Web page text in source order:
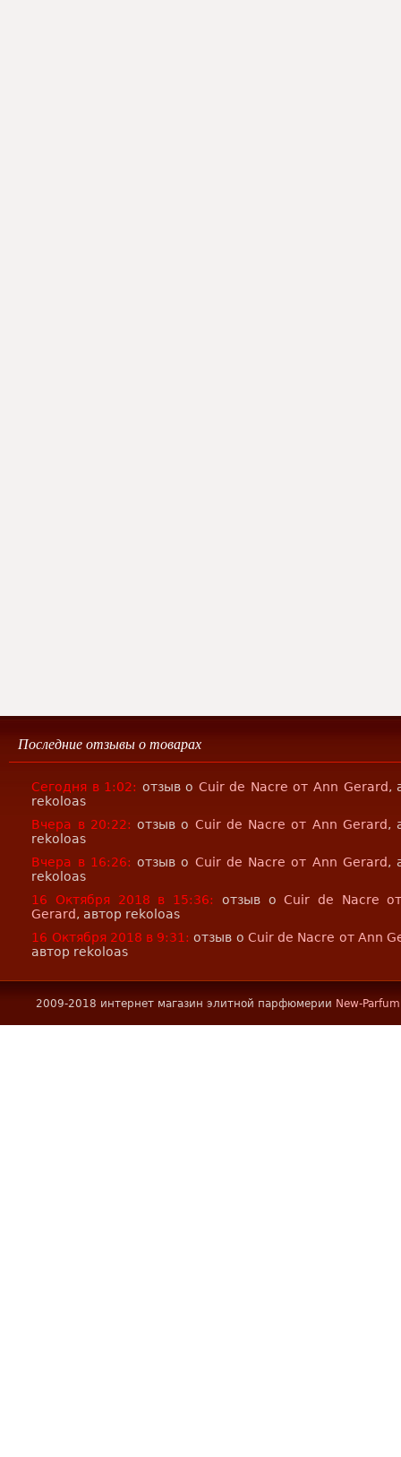
Последние отзывы о товарах
Сегодня в 1:02: отзыв о Cuir de Nacre от Ann Gerard,
rekoloas
Вчера в 20:22: отзыв о Cuir de Nacre от Ann Gerard,
rekoloas
Вчера в 16:26: отзыв о Cuir de Nacre от Ann Gerard,
rekoloas
16 Октября 2018 в 15:36:
отзыв оCuir de Nacre
Gerard, автор rekoloas
16 Октября 2018 в 9:31: отзыв о Cuir de Nacre от Ann
автор rekoloas
2009-2018 интернет магазин элитной парфюмерии New-